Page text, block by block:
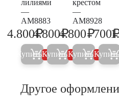
лилиями
—
AM8883
5.000
4.800₽
Купить 5%
5.000
4.800₽
Купить 5%
крестом
—
AM8928
5.000
4.800₽
Купить 5%
700
Купить
Другое